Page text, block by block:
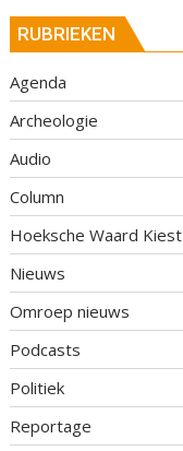
RUBRIEKEN
Agenda
Archeologie
Audio
Column
Hoeksche Waard Kiest
Nieuws
Omroep nieuws
Podcasts
Politiek
Reportage